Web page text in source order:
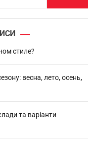
стиле?
весна, лето, осень,
та варіанти